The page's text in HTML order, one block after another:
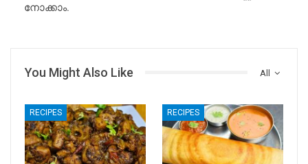
നോക്കാം.
All
You Might Also Like
RECIPES RECIPES